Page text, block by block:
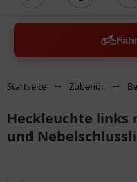
Startseite Zubehör
Heckleuchte links
und